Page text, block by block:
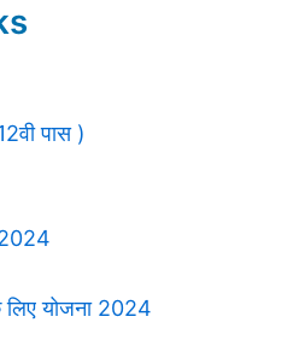
पास )
योजना 2024